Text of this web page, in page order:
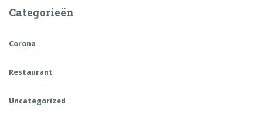
Categorieën
Corona
Restaurant
Uncategorized